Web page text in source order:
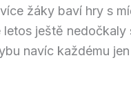
žáky baví hry s
ještě nedočkaly
navíc každému